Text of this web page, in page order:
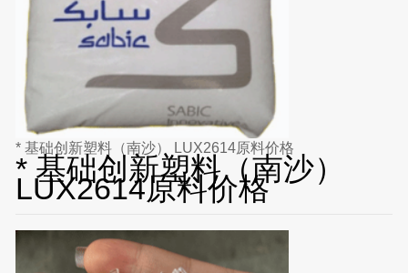
* 基础创新塑料（南沙） LUX2614原料价格
* 基础创新塑料（南沙）
LUX2614原料价格